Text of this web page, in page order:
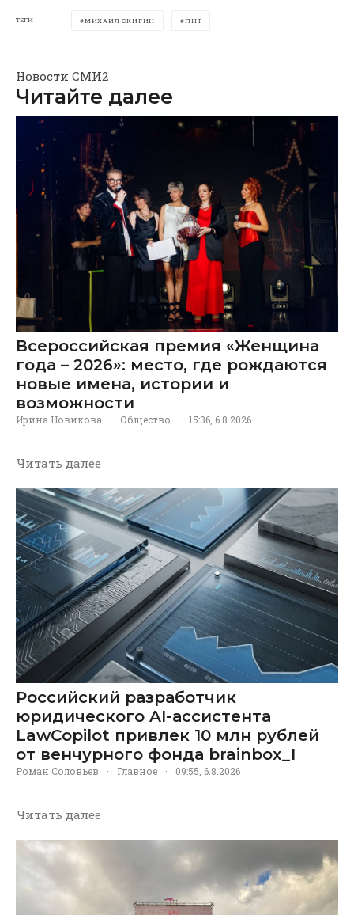
ТЕГИ МИХАИЛ СКИГИН ПНТ
Новости СМИ2
Читайте далее
Всероссийская премия «Женщина
года – 2026»: место, где рождаются
новые имена, истории и
возможности
Ирина Новикова · Общество · 15:36, 6.8.2026
Читать далее
Российский разработчик
юридического AI-ассистента
LawCopilot привлек 10 млн рублей
от венчурного фонда brainbox_I
Роман Соловьев · Главное · 09:55, 6.8.2026
Читать далее